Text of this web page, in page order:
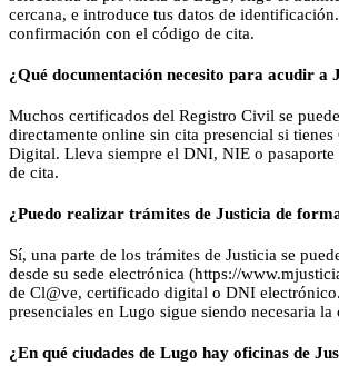
cercana, e introduce tus datos de
confirmación con el código de cita.
¿Qué documentación necesito para acudir a
Muchos certificados del Registro Civil se
directamente online sin cita presencial si
Digital. Lleva siempre el DNI, NIE o
de cita.
¿Puedo realizar trámites de Justicia de
Sí, una parte de los trámites de Justicia se
desde su sede electrónica (https://
de Cl@ve, certificado digital o DNI
presenciales en Lugo sigue siendo necesaria la
¿En qué ciudades de Lugo hay oficinas de